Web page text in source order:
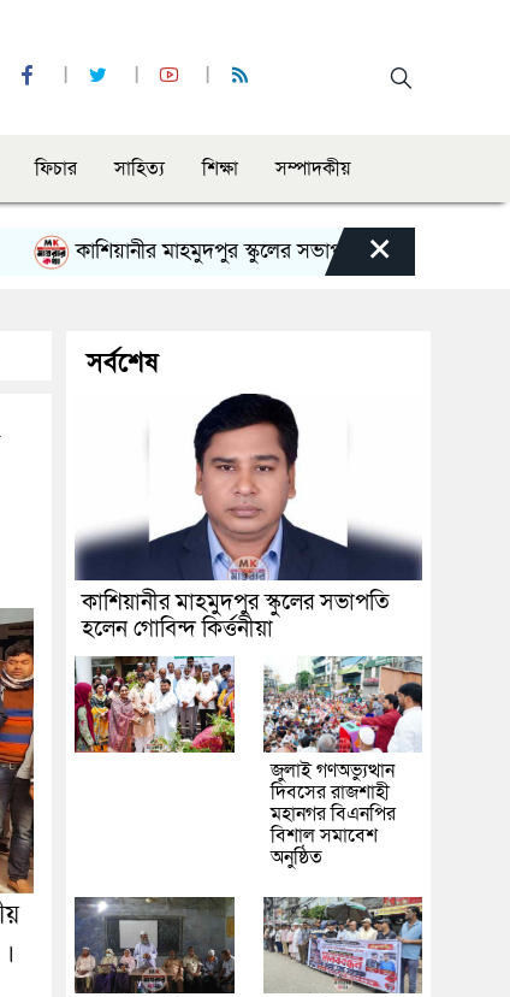
ফিচার সাহিত্য শিক্ষা সম্পাদকীয়
কাশিয়ানীর মাহমুদপুর স্কুলের সভাপতি হলেন গোবিন্দ কির্ত্তনীয়া
×
সর্বশেষ
কাশিয়ানীর মাহমুদপুর স্কুলের সভাপতি
হলেন গোবিন্দ কির্ত্তনীয়া
জুলাই গণঅভ্যুত্থান
দিবসের রাজশাহী
মহানগর বিএনপির
বিশাল সমাবেশ
অনুষ্ঠিত